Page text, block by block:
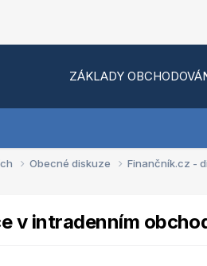
ZÁKLADY
Obecné diskuze Finančník.cz -
v intradenním